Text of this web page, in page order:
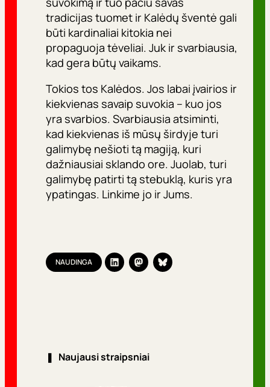
tradicijas tuomet ir Kalėdų šventė gali
būti kardinaliai kitokia nei
propaguoja tėveliai. Juk ir svarbiausia,
kad gera būtų vaikams.
Tokios tos Kalėdos. Jos labai įvairios ir
kiekvienas savaip suvokia – kuo jos
yra svarbios. Svarbiausia atsiminti,
kad kiekvienas iš mūsų širdyje turi
galimybę nešioti tą magiją, kuri
dažniausiai sklando ore. Juolab, turi
galimybę patirti tą stebuklą, kuris yra
ypatingas. Linkime jo ir Jums.
NAUDINGA
❚ Naujausi straipsniai